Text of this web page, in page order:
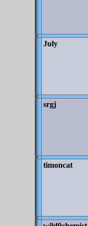
July
srgj
timoncat